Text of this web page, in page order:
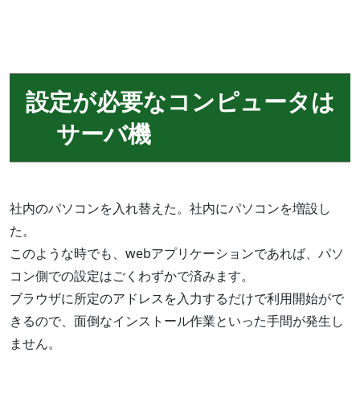
設定が必要なコンピュータは
サーバ機
社内のパソコンを入れ替えた。社内にパソコンを増設し
た。
このような時でも、webアプリケーションであれば、パソ
コン側での設定はごくわずかで済みます。
ブラウザに所定のアドレスを入力するだけで利用開始がで
きるので、面倒なインストール作業といった手間が発生し
ません。